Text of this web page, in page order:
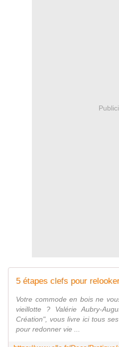
Votre commode en bois ne
vieillotte ? Valérie Aubry-
Création", vous livre ici tous
pour redonner vie ...